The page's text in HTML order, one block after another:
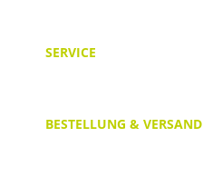
SERVICE
BESTELLUNG & VERSAND